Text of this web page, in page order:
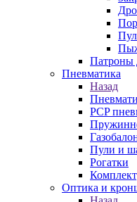
Патроны
Пневматика
Назад
PCP
Пули и
Рогатки
Оптика и